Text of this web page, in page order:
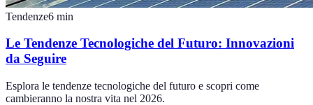
Tendenze6 min
Le Tendenze Tecnologiche del Futuro: Innovazioni
da Seguire
Esplora le tendenze tecnologiche del futuro e scopri come
cambieranno la nostra vita nel 2026.